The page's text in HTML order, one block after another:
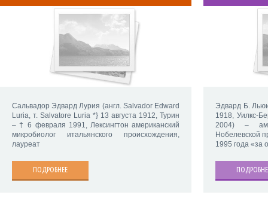
Сальвадор Эдвард Лурия (англ. Salvador Edward
Luria, т. Salvatore Luria *} 13 августа 1912, Турин
– † 6 февраля 1991, Лексингтон американский
микробиолог итальянского происхождения,
лауреат
ПОДРОБНЕЕ
Эдвард Б.
1918, Уилкс-
2004) –
Нобелевской
1995 года «за